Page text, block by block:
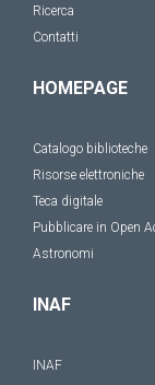
Ricerca
Contatti
HOMEPAGE
Catalogo biblioteche
Risorse elettroniche
Teca digitale
Pubblicare in Open
Astronomi
INAF
INAF